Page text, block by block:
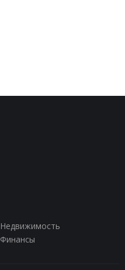
Недвижимость
Финансы